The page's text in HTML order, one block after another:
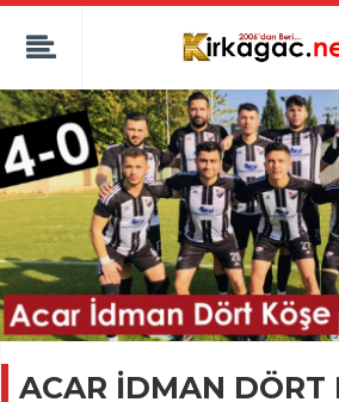
ACAR İDMAN DÖRT